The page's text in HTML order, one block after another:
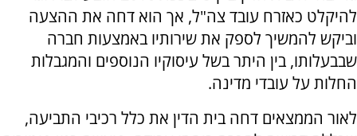
להיקלט כאזרח עובד צה"ל, אך הוא דחה את ההצעה
וביקש להמשיך לספק את שירותיו באמצעות חברה
שבבעלותו, בין היתר בשל עיסוקיו הנוספים והמגבלות
החלות על עובדי מדינה.
לאור הממצאים דחה בית הדין את כלל רכיבי התביעה,